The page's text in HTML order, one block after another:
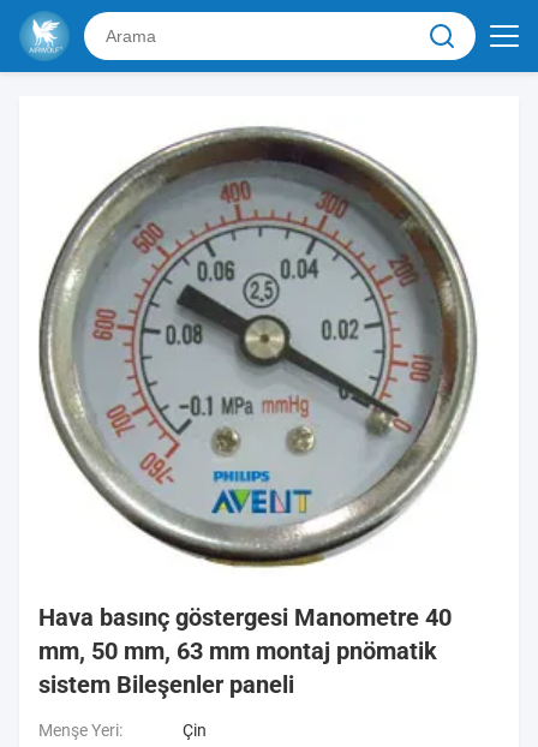
Hava basınç göstergesi Manometre 40
mm, 50 mm, 63 mm montaj pnömatik
sistem Bileşenler paneli
Menşe Yeri:
Çin